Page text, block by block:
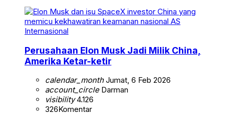
Internasional
Perusahaan Elon Musk Jadi Milik China,
Amerika Ketar-ketir
calendar_monthJumat, 6 Feb 2026
account_circleDarman
visibility4.126
326Komentar